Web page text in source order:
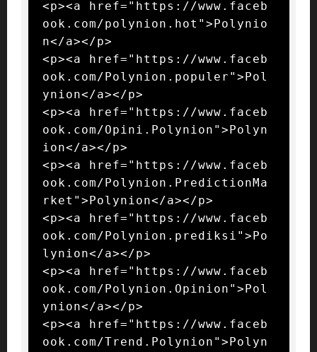
<p><a href="https://www.faceb
ook.com/polynion.hot">Polynio
n</a></p>
<p><a href="https://www.faceb
ook.com/Polynion.populer">Pol
ynion</a></p>
<p><a href="https://www.faceb
ook.com/Opini.Polynion">Polyn
ion</a></p>
<p><a href="https://www.faceb
ook.com/Polynion.PredictionMa
rket">Polynion</a></p>
<p><a href="https://www.faceb
ook.com/Polynion.prediksi">Po
lynion</a></p>
<p><a href="https://www.faceb
ook.com/Polynion.Opinion">Pol
ynion</a></p>
<p><a href="https://www.faceb
ook.com/Trend.Polynion">Polyn